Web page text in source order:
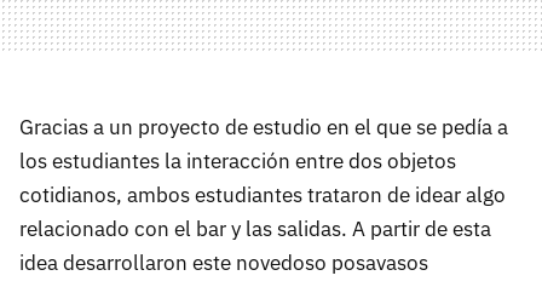
Gracias a un proyecto de estudio en el que se pedía a
los estudiantes la interacción entre dos objetos
cotidianos, ambos estudiantes trataron de idear algo
relacionado con el bar y las salidas. A partir de esta
idea desarrollaron este novedoso posavasos